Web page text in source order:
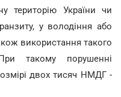
територію України чи
у володіння або
використання такого
такому порушенні
двох тисяч НМДГ -